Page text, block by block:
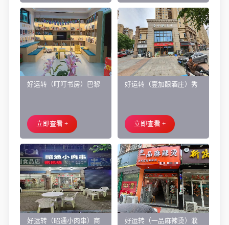
好运转（叮叮书房）巴黎
培训班带生源转让
立即查看 +
好运转（壹加酿酒庄）秀
庄、空店铺转让
立即查看 +
好运转（昭通小肉串）商 好运转（一品麻辣烫）濮